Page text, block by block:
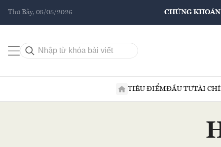
Thứ Bảy, 08/08/2026 CHỨNG KHOÁN
TIÊU ĐIỂMĐẦU TƯTÀI